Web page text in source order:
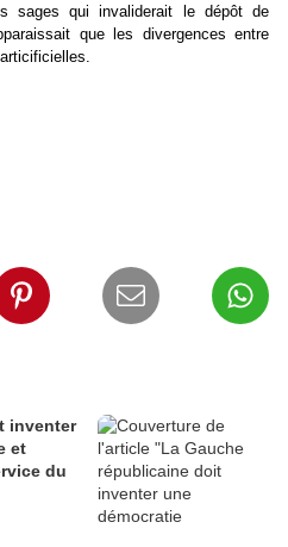
sages qui invaliderait le dépôt de
que les divergences entre
inventer
et
du